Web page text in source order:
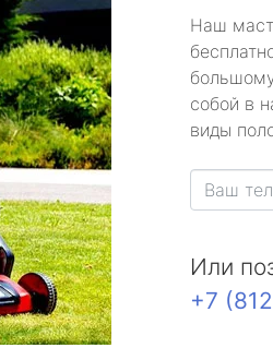
Наш
собой в
виды
Или
+7